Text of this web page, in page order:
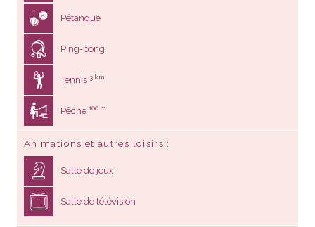
Ping-pong
Tennis3 km
Pêche 100 m
Animations et autres loisirs
Salle de jeux
Salle de télévision
HÉBERGEMENTS